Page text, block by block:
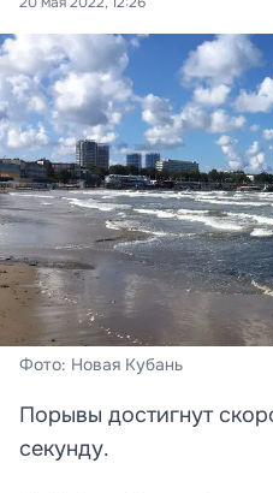
Фото: Новая Кубань
Порывы достигнут
секунду.